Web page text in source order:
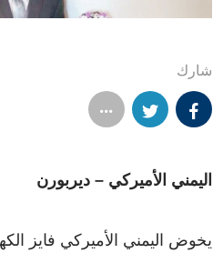
شارك
اليمني الأميركي – ديربورن
يخوض اليمني الأميركي فايز